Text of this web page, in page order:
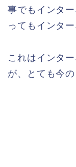
事でもインタ
ってもインタ
これはインタ
が、とても今の